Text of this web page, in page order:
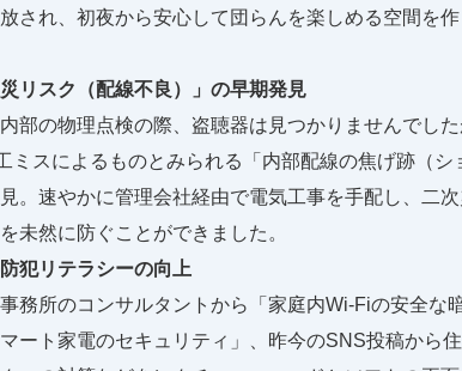
され、初夜から安心して団らんを楽しめる空間を作
リスク（配線不良）」の早期発見
部の物理点検の際、盗聴器は見つかりませんでし
ミスによるものとみられる「内部配線の焦げ跡（シ
。速やかに管理会社経由で電気工事を手配し、二
未然に防ぐことができました。
犯リテラシーの向上
務所のコンサルタントから「家庭内Wi-Fiの安全な
ート家電のセキュリティ」、昨今のSNS投稿から